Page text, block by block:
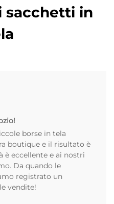
sacchetti in
borse in tela
boutique e il risultato è
è eccellente e ai nostri
Da quando le
registrato un
vendite!